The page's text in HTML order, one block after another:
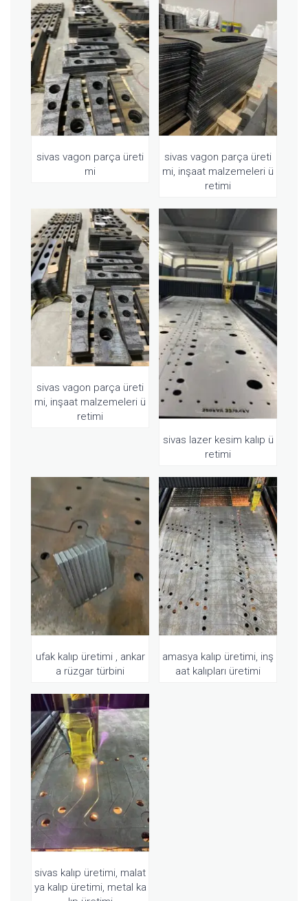
sivas vagon parça üreti
mi
sivas vagon parça üreti
mi, inşaat malzemeleri ü
retimi
sivas vagon parça üreti
mi, inşaat malzemeleri ü
retimi
sivas lazer kesim kalıp ü
retimi
ufak kalıp üretimi , ankar
a rüzgar türbini
amasya kalıp üretimi, inş
aat kalıpları üretimi
sivas kalıp üretimi, malat
ya kalıp üretimi, metal ka